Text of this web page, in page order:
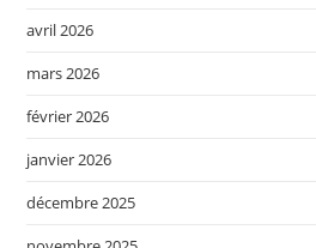
avril 2026
mars 2026
février 2026
janvier 2026
décembre 2025